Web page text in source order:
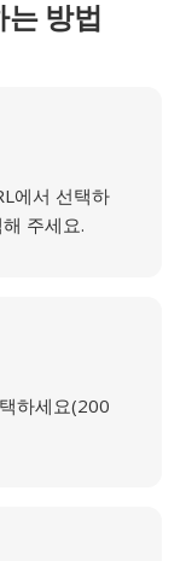
방법
에서 선택하
주세요.
하세요(200